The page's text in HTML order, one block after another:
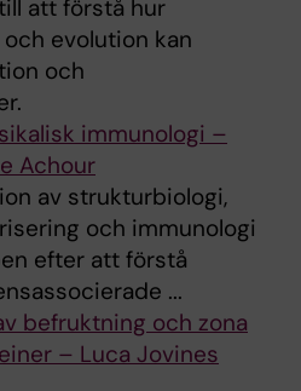
att förstå hur
evolution kan
och
immunologi –
Achour
av strukturbiologi,
och immunologi
efter att förstå
...
befruktning och zona
– Luca Jovines